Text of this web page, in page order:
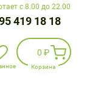
с 8.00 до 22.00
419 18 18
0 ₽
Корзина